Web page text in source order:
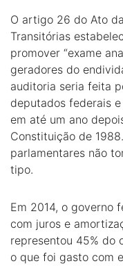
O artigo 26 do Ato
Transitórias
promover “exame
geradores do
auditoria seria feita
deputados federais
em até um ano
Constituição de
parlamentares não
tipo.
Em 2014, o governo
com juros e
representou 45% do
o que foi gasto com